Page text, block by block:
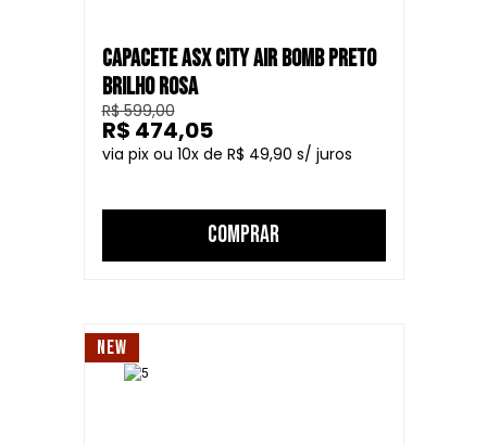
CAPACETE ASX CITY AIR BOMB PRETO
BRILHO ROSA
R$ 599,00
10
R$ 49,90
R$ 474,05
COMPRAR
NEW